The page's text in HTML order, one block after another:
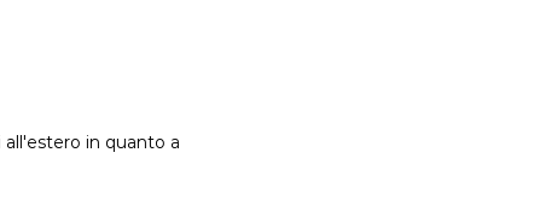
in quanto a